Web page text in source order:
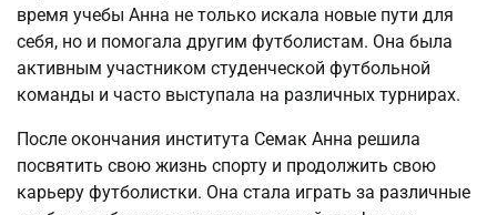
время учебы Анна не только искала новые пути для
себя, но и помогала другим футболистам. Она была
активным участником студенческой футбольной
команды и часто выступала на различных турнирах.
После окончания института Семак Анна решила
посвятить свою жизнь спорту и продолжить свою
карьеру футболистки. Она стала играть за различные